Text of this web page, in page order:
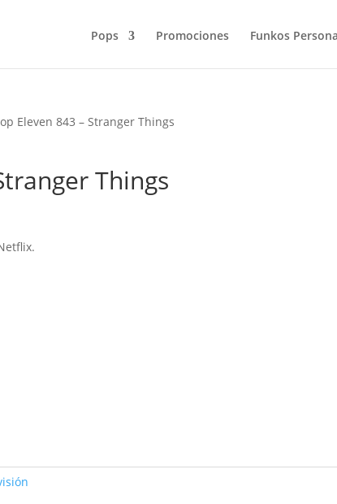
Pops Promociones Funkos
Eleven 843 – Stranger Things
Things